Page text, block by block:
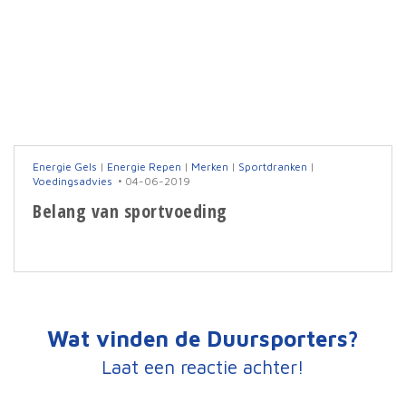
Energie Gels | Energie Repen | Merken | Sportdranken |
Voedingsadvies
04-06-2019
Belang van sportvoeding
Wat vinden de Duursporters?
Laat een reactie achter!